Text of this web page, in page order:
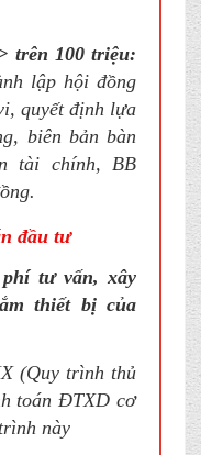
trên 100 triệu:
lập hội đồng
quyết định lựa
biên bản bàn
tài chính, BB
đầu tư
tư vấn, xây
thiết bị của
(Quy trình thủ
toán ĐTXD cơ
này